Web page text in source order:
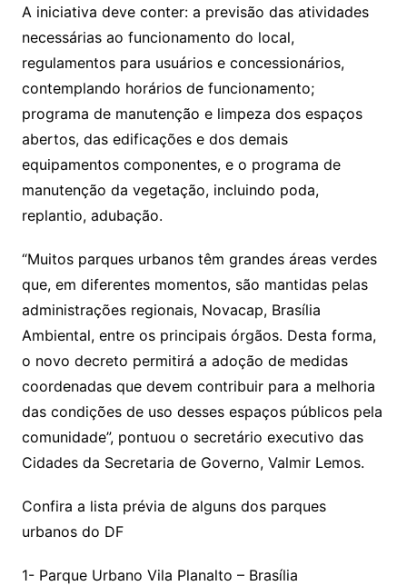
A iniciativa deve conter: a previsão das atividades
necessárias ao funcionamento do local,
regulamentos para usuários e concessionários,
contemplando horários de funcionamento;
programa de manutenção e limpeza dos espaços
abertos, das edificações e dos demais
equipamentos componentes, e o programa de
manutenção da vegetação, incluindo poda,
replantio, adubação.
“Muitos parques urbanos têm grandes áreas verdes
que, em diferentes momentos, são mantidas pelas
administrações regionais, Novacap, Brasília
Ambiental, entre os principais órgãos. Desta forma,
o novo decreto permitirá a adoção de medidas
coordenadas que devem contribuir para a melhoria
das condições de uso desses espaços públicos pela
comunidade”, pontuou o secretário executivo das
Cidades da Secretaria de Governo, Valmir Lemos.
Confira a lista prévia de alguns dos parques
urbanos do DF
1- Parque Urbano Vila Planalto – Brasília